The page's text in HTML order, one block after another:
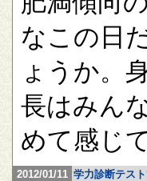
なこの日
ょうか。
長はみん
めて感じ
2012/01/11 学力診断テス